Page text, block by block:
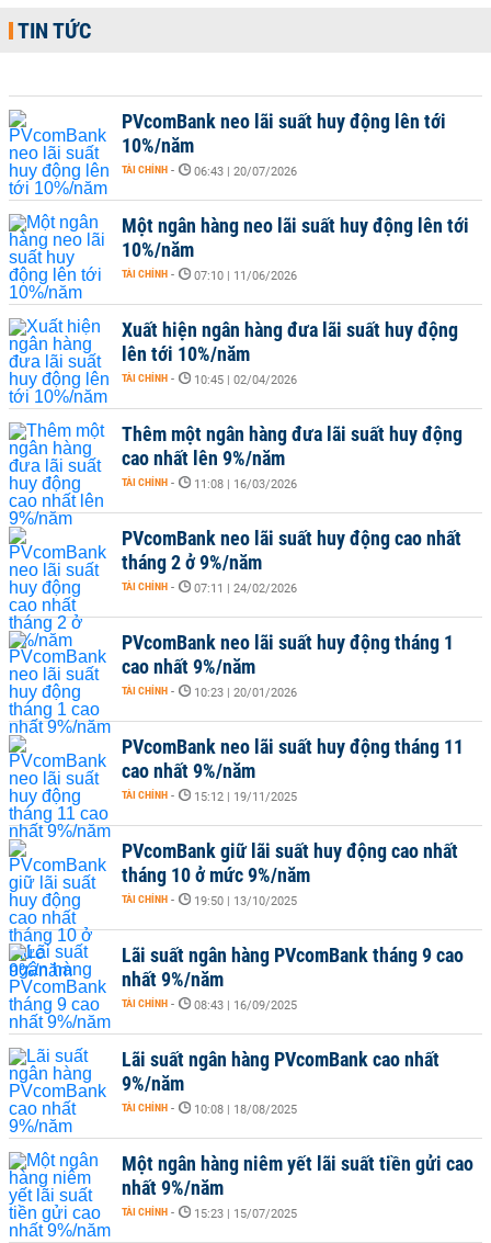
TIN TỨC
PVcomBank neo lãi suất huy động lên tới
10%/năm
TÀI CHÍNH - 06:43 | 20/07/2026
Một ngân hàng neo lãi suất huy động lên tới
10%/năm
TÀI CHÍNH - 07:10 | 11/06/2026
Xuất hiện ngân hàng đưa lãi suất huy động
lên tới 10%/năm
TÀI CHÍNH - 10:45 | 02/04/2026
Thêm một ngân hàng đưa lãi suất huy động
cao nhất lên 9%/năm
TÀI CHÍNH - 11:08 | 16/03/2026
PVcomBank neo lãi suất huy động cao nhất
tháng 2 ở 9%/năm
TÀI CHÍNH - 07:11 | 24/02/2026
PVcomBank neo lãi suất huy động tháng 1
cao nhất 9%/năm
TÀI CHÍNH - 10:23 | 20/01/2026
PVcomBank neo lãi suất huy động tháng 11
cao nhất 9%/năm
TÀI CHÍNH - 15:12 | 19/11/2025
PVcomBank giữ lãi suất huy động cao nhất
tháng 10 ở mức 9%/năm
TÀI CHÍNH - 19:50 | 13/10/2025
Lãi suất ngân hàng PVcomBank tháng 9 cao
nhất 9%/năm
TÀI CHÍNH - 08:43 | 16/09/2025
Lãi suất ngân hàng PVcomBank cao nhất
9%/năm
TÀI CHÍNH - 10:08 | 18/08/2025
Một ngân hàng niêm yết lãi suất tiền gửi cao
nhất 9%/năm
TÀI CHÍNH - 15:23 | 15/07/2025